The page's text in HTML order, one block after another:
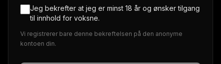
Jeg bekrefter at jeg er minst 18 år og ønsker tilgang
til innhold for voksne.
Vi registrerer bare denne bekreftelsen på den anonyme
kontoen din.